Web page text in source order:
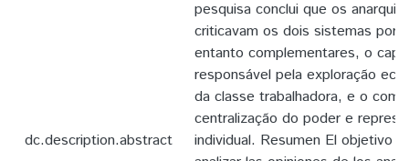
dc.description.abstract
pesquisa conclui que os
criticavam os dois sistemas por
entanto complementares, o
responsável pela exploração
da classe trabalhadora, e o
centralização do poder e
individual. Resumen El objetivo